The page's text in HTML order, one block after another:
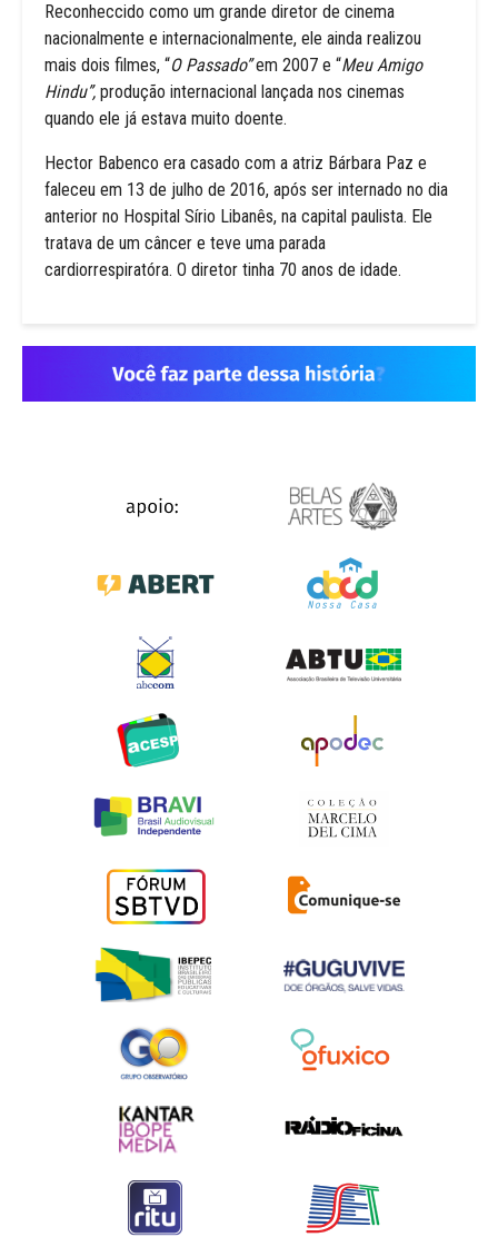
Reconheccido como um grande diretor de cinema
nacionalmente e internacionalmente, ele ainda realizou
mais dois filmes, “O Passado”em 2007 e “Meu Amigo
Hindu”, produção internacional lançada nos cinemas
quando ele já estava muito doente.
Hector Babenco era casado com a atriz Bárbara Paz e
faleceu em 13 de julho de 2016, após ser internado no dia
anterior no Hospital Sírio Libanês, na capital paulista. Ele
tratava de um câncer e teve uma parada
cardiorrespiratóra. O diretor tinha 70 anos de idade.